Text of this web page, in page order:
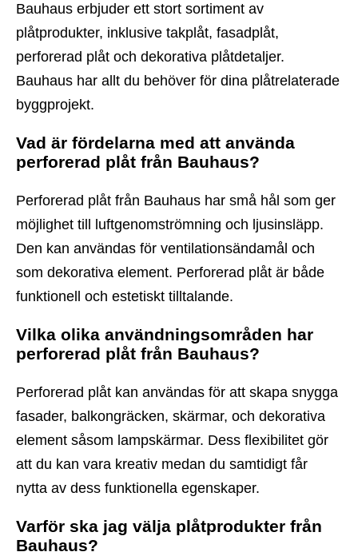
Bauhaus erbjuder ett stort sortiment av
plåtprodukter, inklusive takplåt, fasadplåt,
perforerad plåt och dekorativa plåtdetaljer.
Bauhaus har allt du behöver för dina plåtrelaterade
byggprojekt.
Vad är fördelarna med att använda
perforerad plåt från Bauhaus?
Perforerad plåt från Bauhaus har små hål som ger
möjlighet till luftgenomströmning och ljusinsläpp.
Den kan användas för ventilationsändamål och
som dekorativa element. Perforerad plåt är både
funktionell och estetiskt tilltalande.
Vilka olika användningsområden har
perforerad plåt från Bauhaus?
Perforerad plåt kan användas för att skapa snygga
fasader, balkongräcken, skärmar, och dekorativa
element såsom lampskärmar. Dess flexibilitet gör
att du kan vara kreativ medan du samtidigt får
nytta av dess funktionella egenskaper.
Varför ska jag välja plåtprodukter från
Bauhaus?